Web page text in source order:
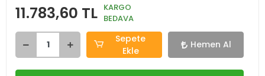
11.783,60 TL KARGO
BEDAVA
Sepete
Ekle
Hemen Al